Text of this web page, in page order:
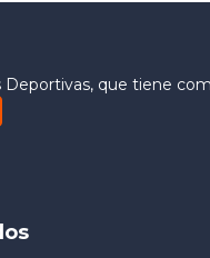
Deportivas, que tiene